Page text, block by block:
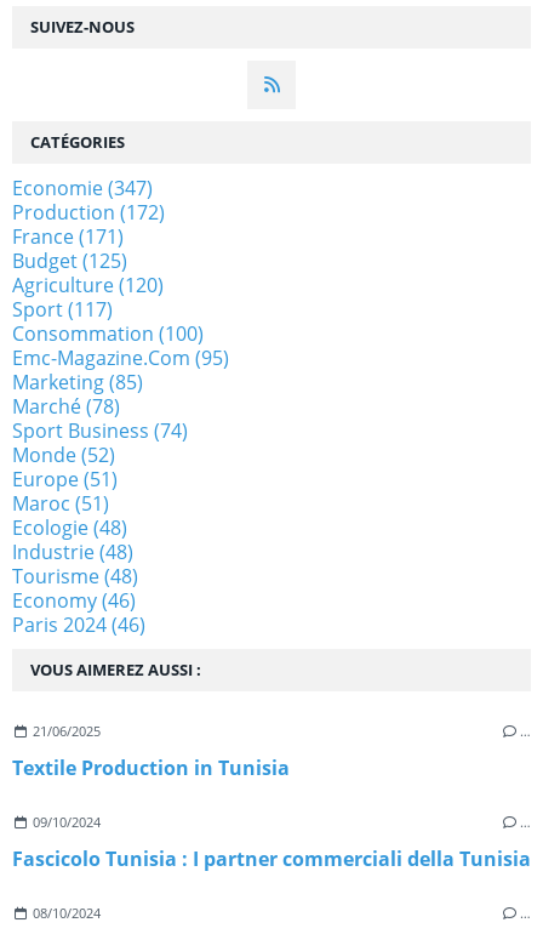
SUIVEZ-NOUS
VOUS AIMEREZ AUSSI :
21/06/2025 …
Textile Production in Tunisia
09/10/2024 …
Fascicolo Tunisia : I partner commerciali della Tunisia
08/10/2024 …
CATÉGORIES
Economie(347)
Production (172)
France(171)
Budget(125)
Agriculture(120)
Sport(117)
Consommation (100)
Emc-Magazine.com (95)
Marketing(85)
Marché(78)
Sport Business (74)
Monde(52)
Europe(51)
Maroc (51)
Ecologie(48)
Industrie(48)
Tourisme(48)
Economy(46)
Paris 2024(46)